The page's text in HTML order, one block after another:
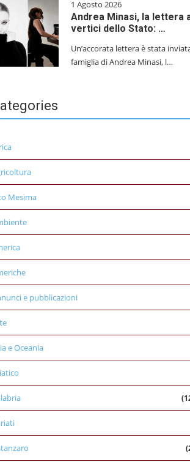
1 Agosto 2026
Andrea Minasi, la lettera
vertici dello Stato: …
Un’accorata lettera è stata
famiglia di Andrea Minasi, l…
Mesima
e pubblicazioni
e Oceania